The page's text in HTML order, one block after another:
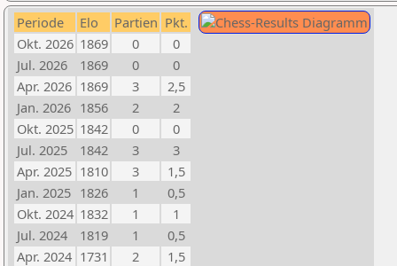
Periode Elo Partien Pkt.
Okt. 2026 1869 0
0
Jul. 2026
1869 0
0
Apr. 2026 1869 3
2,5
Jan. 2026 1856 2
2
Okt. 2025 1842 0
0
Jul. 2025
1842 3
3
Apr. 2025 1810 3
1,5
Jan. 2025 1826 1
0,5
Okt. 2024 1832 1
1
Jul. 2024
1819 1
0,5
Apr. 2024 1731 2
1,5